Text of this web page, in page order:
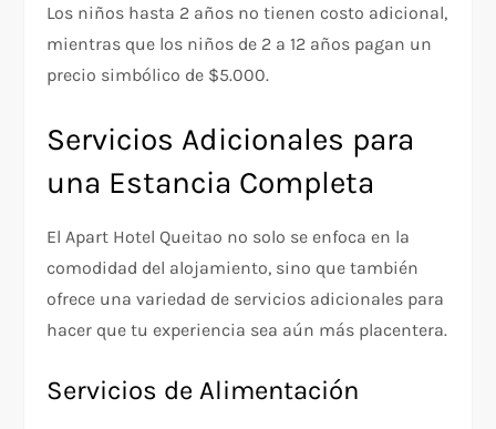
Los niños hasta 2 años no tienen costo adicional,
mientras que los niños de 2 a 12 años pagan un
precio simbólico de $5.000.
Servicios Adicionales para
una Estancia Completa
El Apart Hotel Queitao no solo se enfoca en la
comodidad del alojamiento, sino que también
ofrece una variedad de servicios adicionales para
hacer que tu experiencia sea aún más placentera.
Servicios de Alimentación